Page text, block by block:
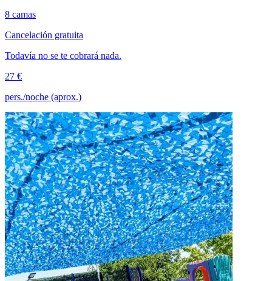
8 camas
Cancelación gratuita
Todavía no se te cobrará nada.
27 €
pers./noche (aprox.)